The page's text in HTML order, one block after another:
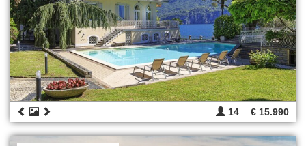
14 € 15.990